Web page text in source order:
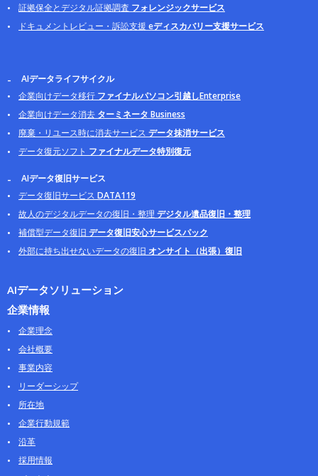
証拠保全とデジタル証拠調査 フォレンジックサービス
ドキュメントレビュー・訴訟支援eディスカバリー支援サービス
AIデータライフサイクル
企業向けデータ移行 ファイナルパソコン引越しEnterprise
企業向けデータ消去 ターミネータ Business
廃棄・リユース時に消去サービス データ抹消サービス
データ復元ソフト ファイナルデータ特別復元
AIデータ復旧サービス
データ復旧サービス DATA119
故人のデジタルデータの復旧・整理デジタル遺品復旧・整理
補償型データ復旧 データ復旧安心サービスパック
外部に持ち出せないデータの復旧 オンサイト（出張）復旧
AIデータソリューション
企業情報
企業理念
会社概要
事業内容
リーダーシップ
所在地
企業行動規範
沿革
採用情報